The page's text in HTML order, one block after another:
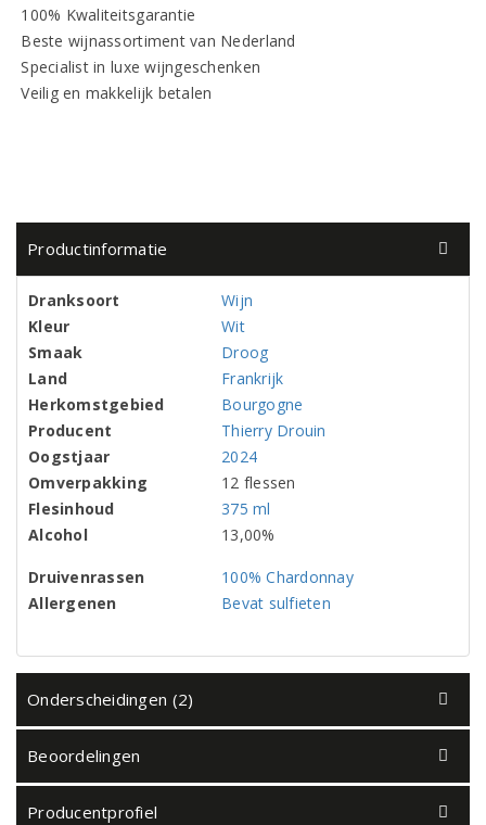
100% Kwaliteitsgarantie
Beste wijnassortiment van Nederland
Specialist in luxe wijngeschenken
Veilig en makkelijk betalen
Productinformatie
Dranksoort
Wijn
Kleur
Wit
Smaak
Droog
Land
Frankrijk
Herkomstgebied
Bourgogne
Producent
Thierry Drouin
Oogstjaar
2024
Omverpakking
12 flessen
Flesinhoud
375 ml
Alcohol
13,00%
Druivenrassen
100% Chardonnay
Allergenen
Bevat sulfieten
Onderscheidingen (2)
Beoordelingen
Producentprofiel